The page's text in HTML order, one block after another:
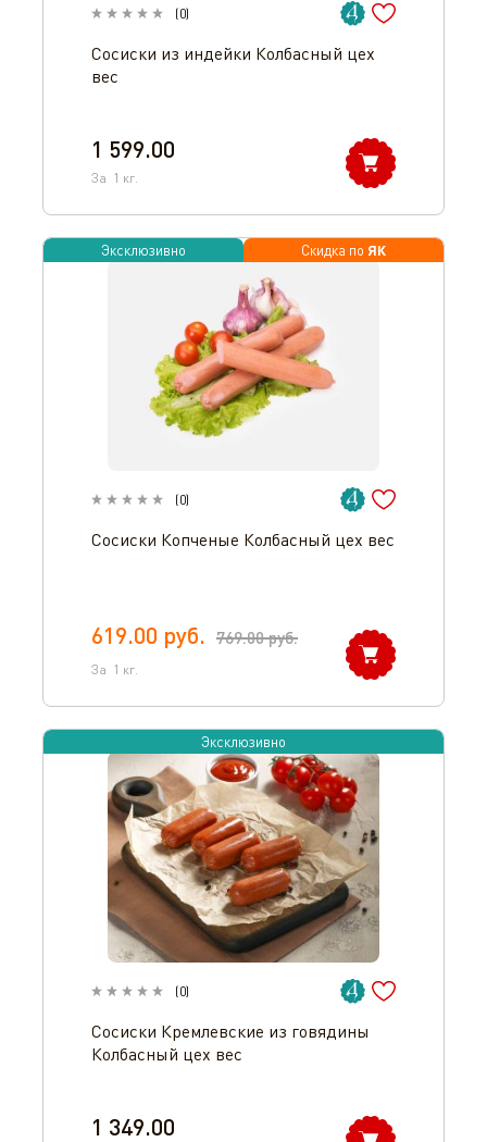
(0)
Сосиски из индейки Колбасный цех
вес
1 599.00
За 1 кг.
Эксклюзивно Скидка по ЯК
(0)
Сосиски Копченые Колбасный цех вес
619.00 руб. 769.00руб.
За 1 кг.
Эксклюзивно
(0)
Сосиски Кремлевские из говядины
Колбасный цех вес
1 349.00